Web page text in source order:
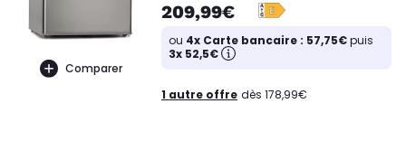
Comparer
209,99€
ou 4x Carte bancaire : 57,75€puis
3x 52,5€
1 autre offre dès 178,99€